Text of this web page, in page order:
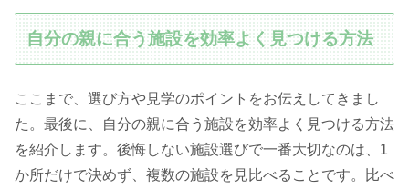
自分の親に合う施設を効率よく見つける方法
ここまで、選び方や見学のポイントをお伝えしてきまし
た。最後に、自分の親に合う施設を効率よく見つける方法
を紹介します。後悔しない施設選びで一番大切なのは、1
か所だけで決めず、複数の施設を見比べることです。比べ